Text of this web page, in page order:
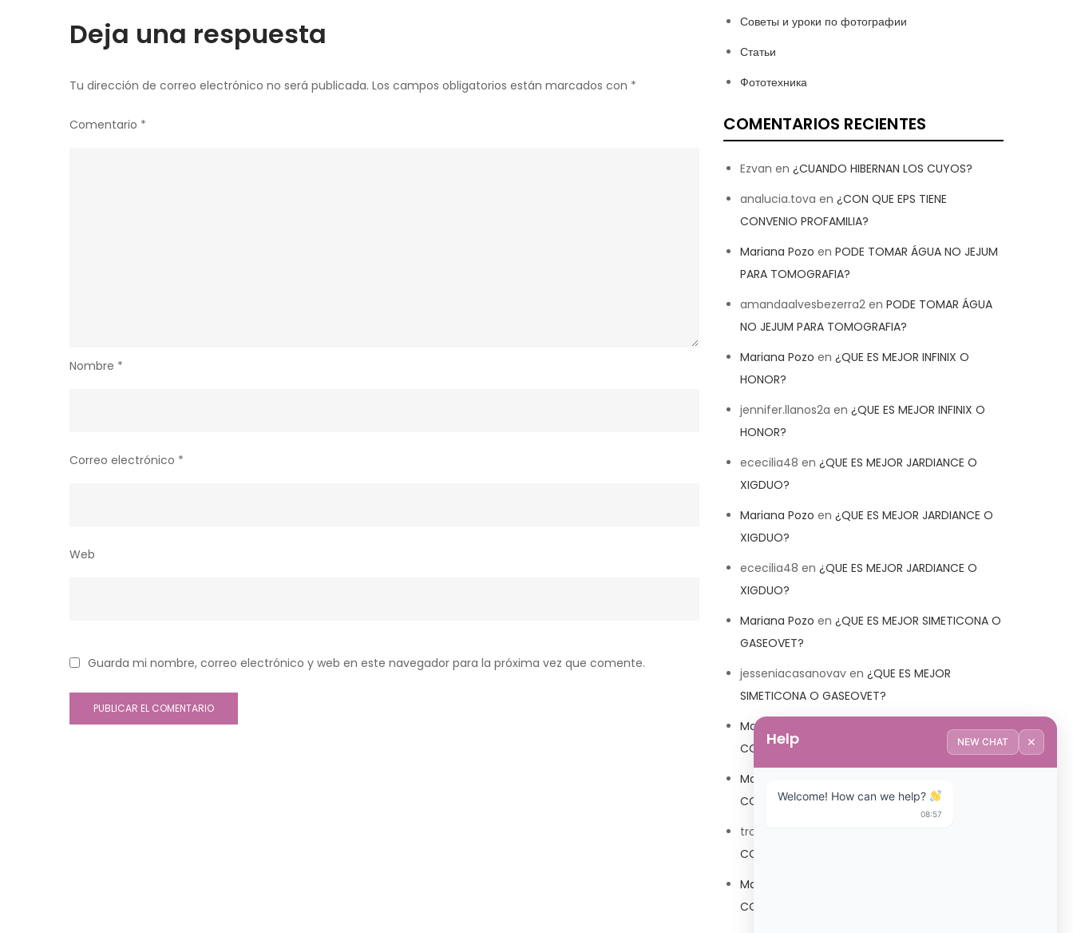
Deja una respuesta
Tu dirección de correo electrónico no será publicada. Los campos obligatorios están marcados con *
Comentario *
Nombre *
Correo electrónico *
Web
Guarda mi nombre, correo electrónico y web en este navegador para la próxima vez que comente.
Советы и уроки по фотографии
Статьи
Фототехника
COMENTARIOS RECIENTES
Ezvan en ¿CUANDO HIBERNAN LOS CUYOS?
analucia.tova en ¿CON QUE EPS TIENE
CONVENIO PROFAMILIA?
Mariana Pozo en PODE TOMAR ÁGUA NO JEJUM
PARA TOMOGRAFIA?
amandaalvesbezerra2 en PODE TOMAR ÁGUA
NO JEJUM PARA TOMOGRAFIA?
Mariana Pozo en ¿QUE ES MEJOR INFINIX O
HONOR?
jennifer.llanos2a en ¿QUE ES MEJOR INFINIX O
HONOR?
ececilia48 en ¿QUE ES MEJOR JARDIANCE O
XIGDUO?
Mariana Pozo en ¿QUE ES MEJOR JARDIANCE O
XIGDUO?
ececilia48 en ¿QUE ES MEJOR JARDIANCE O
XIGDUO?
Mariana Pozo en ¿QUE ES MEJOR SIMETICONA O
GASEOVET?
jesseniacasanovav en ¿QUE ES MEJOR
SIMETICONA O GASEOVET?
Mariana Pozo
¿QUE ES MEJOR TRIBEDOCE
COMPUESTO O TRIBEDOCE DX?
Mariana Pozo
COMPUESTO O TRIBEDOCE DX?
trolls_pipis
COMPUESTO O TRIBEDOCE DX?
Mariana Pozo
COMPUESTO O TRIBEDOCE DX?
Help NEW CHAT ✕
Welcome! How can we help?
08:57